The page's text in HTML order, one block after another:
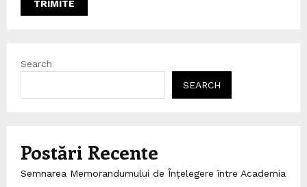
Search
SEARCH
Postări Recente
Semnarea Memorandumului de Înțelegere între Academia